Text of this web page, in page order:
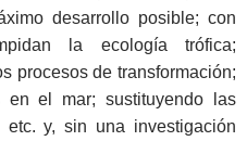
desarrollo posible; con
la ecología trófica;
procesos de transformación;
en el mar; sustituyendo las
y, sin una investigación